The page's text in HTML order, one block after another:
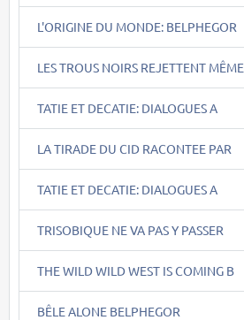
L'ORIGINE DU MONDE: BELPHEGOR
LES TROUS NOIRS REJETTENT MÊME
TATIE ET DECATIE: DIALOGUES A
LA TIRADE DU CID RACONTEE PAR
TATIE ET DECATIE: DIALOGUES A
TRISOBIQUE NE VA PAS Y PASSER
THE WILD WILD WEST IS COMING B
BÊLE ALONE BELPHEGOR